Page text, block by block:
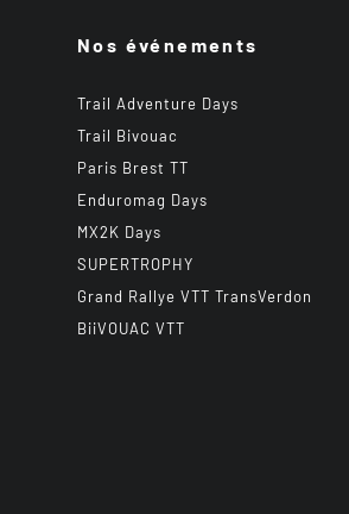
Nos événements
Trail Adventure Days
Trail Bivouac
Paris Brest TT
Enduromag Days
MX2K Days
SUPERTROPHY
Grand Rallye VTT TransVerdon
BiiVOUAC VTT